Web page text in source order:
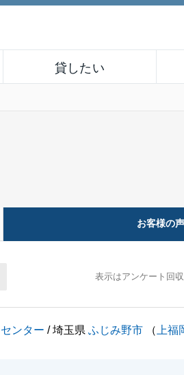
貸したい
お客様の
表示はアンケート回
ンター / 埼玉県ふじみ野市 （ 上福